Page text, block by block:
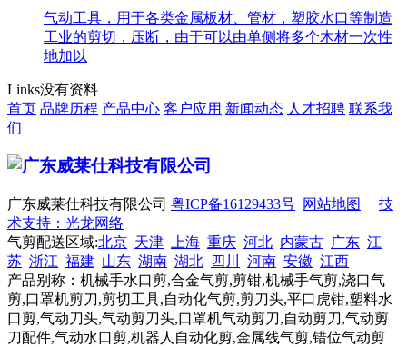
气动工具，用于各类金属板材、管材，塑胶水口等制造
工业的剪切，压断，由于可以由单侧将多个木材一次性
地加以
Links没有资料
首页 品牌历程 产品中心 客户应用 新闻动态 人才招聘 联系我
们
广东威莱仕科技有限公司 粤ICP备16129433号 网站地图
技
术支持：光龙网络
气剪配送区域:北京 天津 上海 重庆 河北 内蒙古 广东 江
苏 浙江 福建 山东 湖南 湖北 四川 河南 安徽 江西
产品别称：机械手水口剪,合金气剪,剪钳,机械手气剪,浇口气
剪,口罩机剪刀,剪切工具,自动化气剪,剪刀头,平口虎钳,塑料水
口剪,气动刀头,气动剪刀头,口罩机气动剪刀,自动剪刀,气动剪
刀配件,气动水口剪,机器人自动化剪,金属线气剪,错位气动剪